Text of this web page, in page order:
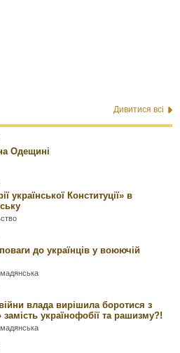
Дивитися всі
Одещині
української Конституції» в
до українців у воюючій
влада вирішила боротися з
українофобії та рашизму?!